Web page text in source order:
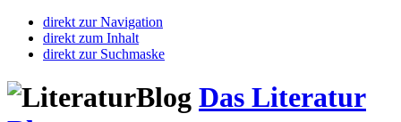
direkt zur Navigation
direkt zum Inhalt
direkt zur Suchmaske
Das Literatur